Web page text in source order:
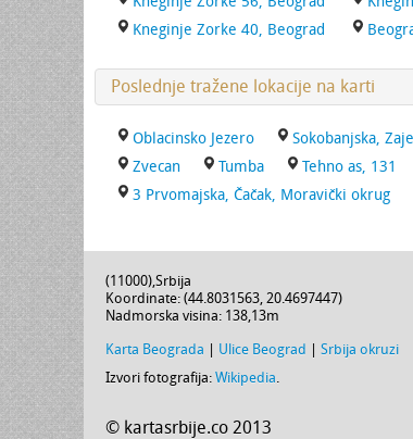
Kneginje Zorke 40, Beograd
Poslednje tražene lokacije na karti
Oblacinsko Jezero Sokobanjska,
Zvecan
Tumba Tehno as, 131
3 Prvomajska, Čačak, Moravički okrug
(11000),Srbija
Koordinate: (44.8031563, 20.4697447)
Nadmorska visina: 138,13m
Karta Beograda Ulice Beograd
Srbija okruzi
Izvori fotografija: Wikipedia.
© kartasrbije.co 2013